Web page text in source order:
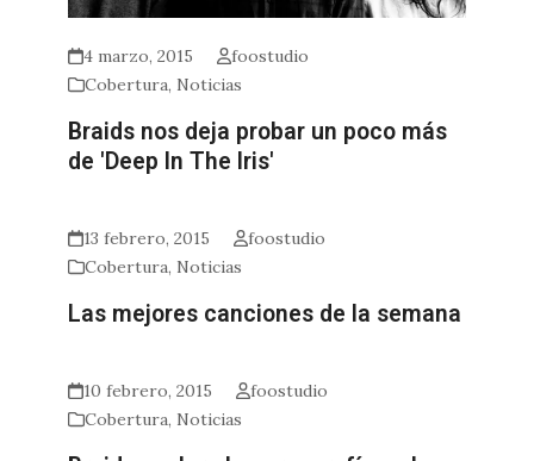
4 marzo, 2015
foostudio
Cobertura, Noticias
Braids nos deja probar un poco más
de 'Deep In The Iris'
13 febrero, 2015
foostudio
Cobertura, Noticias
Las mejores canciones de la semana
10 febrero, 2015
foostudio
Cobertura, Noticias